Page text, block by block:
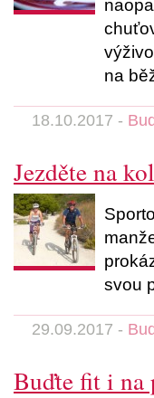
na
18.10.2017 -
Jezděte na
svou
29.09.2017 -
Buďte fit i